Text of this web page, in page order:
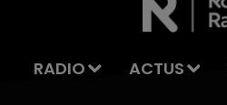
RADIO ACTUS